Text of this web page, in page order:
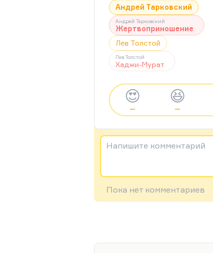
Андрей Тарковский
Андрей Тарковский
Жертвоприношение
Лев Толстой
Лев Толстой
Хаджи-Мурат
😍
—
😆
—
Напишите комментарий
Пока нет комментариев